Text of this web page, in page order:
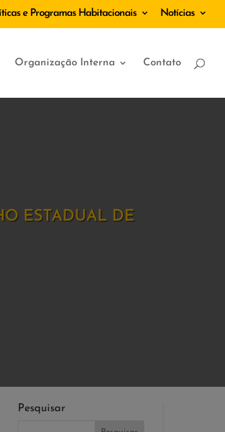
e Programas Habitacionais Notícias
Organização Interna Contato
ESTADUAL DE
Pesquisar